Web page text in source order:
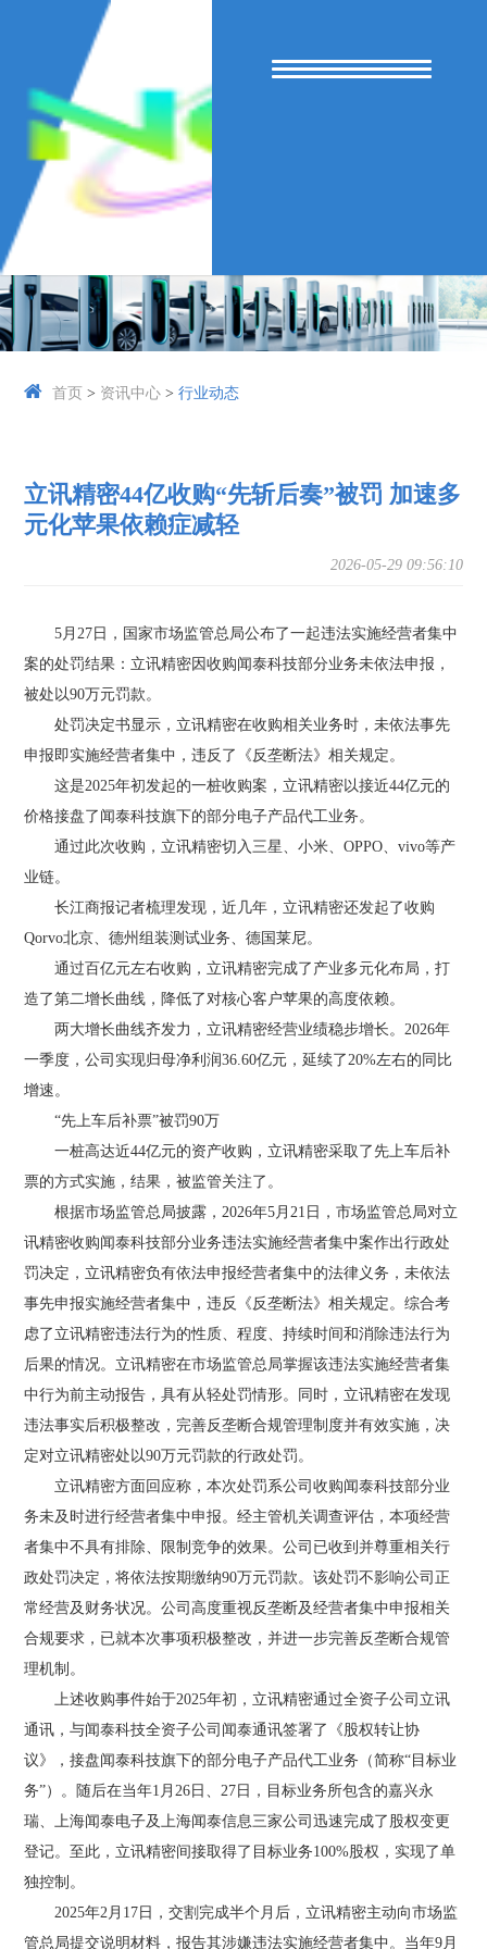
首页 > 资讯中心 >行业动态
立讯精密44亿收购“先斩后奏”被罚 加速多
元化苹果依赖症减轻
2026-05-29 09:56:10
5月27日，国家市场监管总局公布了一起违法实施经营者集中
案的处罚结果：立讯精密因收购闻泰科技部分业务未依法申报，
被处以90万元罚款。
处罚决定书显示，立讯精密在收购相关业务时，未依法事先
申报即实施经营者集中，违反了《反垄断法》相关规定。
这是2025年初发起的一桩收购案，立讯精密以接近44亿元的
价格接盘了闻泰科技旗下的部分电子产品代工业务。
通过此次收购，立讯精密切入三星、小米、OPPO、vivo等产
业链。
长江商报记者梳理发现，近几年，立讯精密还发起了收购
Qorvo北京、德州组装测试业务、德国莱尼。
通过百亿元左右收购，立讯精密完成了产业多元化布局，打
造了第二增长曲线，降低了对核心客户苹果的高度依赖。
两大增长曲线齐发力，立讯精密经营业绩稳步增长。2026年
一季度，公司实现归母净利润36.60亿元，延续了20%左右的同比
增速。
“先上车后补票”被罚90万
一桩高达近44亿元的资产收购，立讯精密采取了先上车后补
票的方式实施，结果，被监管关注了。
根据市场监管总局披露，2026年5月21日，市场监管总局对立
讯精密收购闻泰科技部分业务违法实施经营者集中案作出行政处
罚决定，立讯精密负有依法申报经营者集中的法律义务，未依法
事先申报实施经营者集中，违反《反垄断法》相关规定。综合考
虑了立讯精密违法行为的性质、程度、持续时间和消除违法行为
后果的情况。立讯精密在市场监管总局掌握该违法实施经营者集
中行为前主动报告，具有从轻处罚情形。同时，立讯精密在发现
违法事实后积极整改，完善反垄断合规管理制度并有效实施，决
定对立讯精密处以90万元罚款的行政处罚。
立讯精密方面回应称，本次处罚系公司收购闻泰科技部分业
务未及时进行经营者集中申报。经主管机关调查评估，本项经营
者集中不具有排除、限制竞争的效果。公司已收到并尊重相关行
政处罚决定，将依法按期缴纳90万元罚款。该处罚不影响公司正
常经营及财务状况。公司高度重视反垄断及经营者集中申报相关
合规要求，已就本次事项积极整改，并进一步完善反垄断合规管
理机制。
上述收购事件始于2025年初，立讯精密通过全资子公司立讯
通讯，与闻泰科技全资子公司闻泰通讯签署了《股权转让协
议》，接盘闻泰科技旗下的部分电子产品代工业务（简称“目标业
务”）。随后在当年1月26日、27日，目标业务所包含的嘉兴永
瑞、上海闻泰电子及上海闻泰信息三家公司迅速完成了股权变更
登记。至此，立讯精密间接取得了目标业务100%股权，实现了单
独控制。
2025年2月17日，交割完成半个月后，立讯精密主动向市场监
管总局提交说明材料，报告其涉嫌违法实施经营者集中。当年9月